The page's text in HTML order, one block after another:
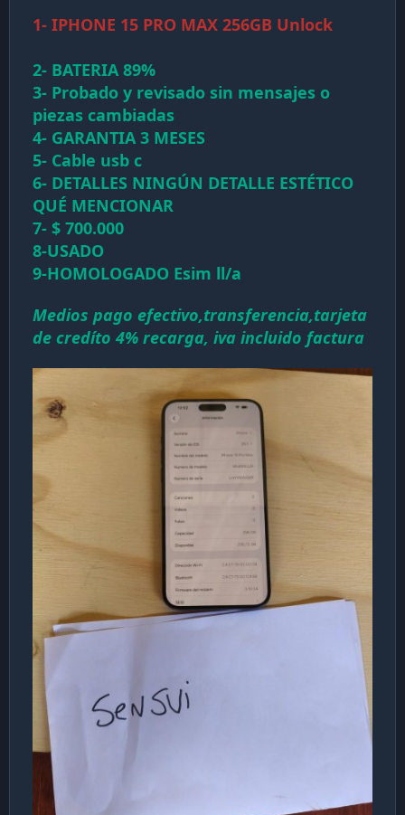
c
c
i
ó
n
1- IPHONE 15 PRO MAX 256GB Unlock
2- BATERIA 89%
3- Probado y revisado sin mensajes o
piezas cambiadas
4- GARANTIA 3 MESES
5- Cable usb c
6- DETALLES NINGÚN DETALLE ESTÉTICO
QUÉ MENCIONAR
7- $ 700.000
8-USADO
9-HOMOLOGADO Esim ll/a
Medios pago efectivo,transferencia,tarjeta
de credíto 4% recarga, iva incluido factura